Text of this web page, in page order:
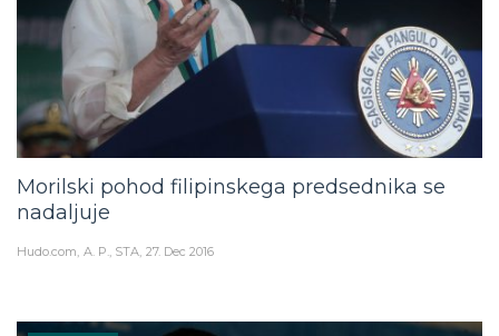
Morilski pohod filipinskega predsednika se
nadaljuje
Hudo.com A. P., STA 27. Dec 2016